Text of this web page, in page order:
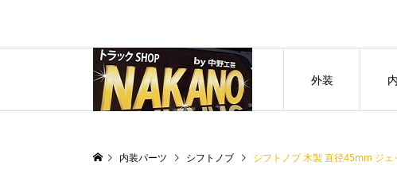
外装
内装パーツ シフトノブ シフトノブ 木製 直径45mm ジェッ